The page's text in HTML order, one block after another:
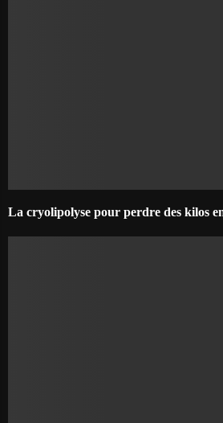
La cryolipolyse pour perdre des kilos